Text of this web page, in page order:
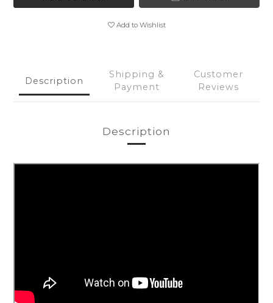
Add to Wishlist
Description
Shipping &
Payment
Customer
Reviews
Description